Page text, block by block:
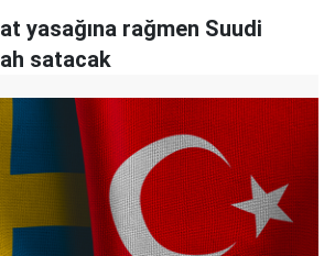
yasağına rağmen Suudi
satacak